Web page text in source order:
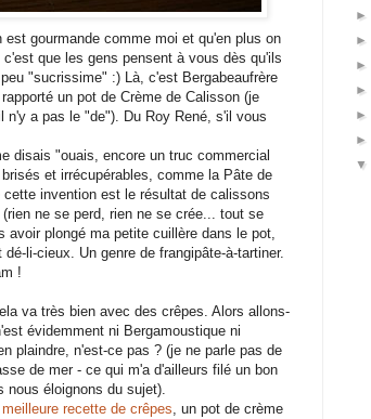
est gourmande comme moi et qu'en plus on
que les gens pensent à vous dès qu'ils
"sucrissime" :) Là, c'est Bergabeaufrère
un pot de Crème de Calisson (je
n'y a pas le "de"). Du Roy René, s'il vous
disais "ouais, encore un truc commercial
et irrécupérables, comme la Pâte de
invention est le résultat de calissons
ne se perd, rien ne se crée... tout se
avoir plongé ma petite cuillère dans le pot,
li-cieux. Un genre de frangipâte-à-tartiner.
!
va très bien avec des crêpes. Alors allons-
évidemment ni Bergamoustique ni
plaindre, n'est-ce pas ? (je ne parle pas de
de mer - ce qui m'a d'ailleurs filé un bon
nous éloignons du sujet).
recette de crêpes, un pot de crème
►
►
►
►
►
►
▼